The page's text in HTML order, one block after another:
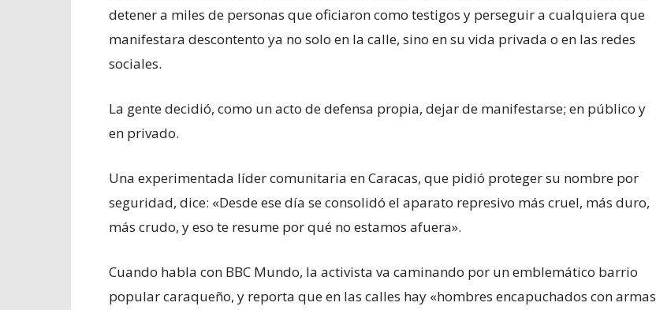
detener a miles de personas que oficiaron como testigos y perseguir a cualquiera que
manifestara descontento ya no solo en la calle, sino en su vida privada o en las redes
sociales.
La gente decidió, como un acto de defensa propia, dejar de manifestarse; en público y
en privado.
Una experimentada líder comunitaria en Caracas, que pidió proteger su nombre por
seguridad, dice: «Desde ese día se consolidó el aparato represivo más cruel, más duro,
más crudo, y eso te resume por qué no estamos afuera».
Cuando habla con BBC Mundo, la activista va caminando por un emblemático barrio
popular caraqueño, y reporta que en las calles hay «hombres encapuchados con armas